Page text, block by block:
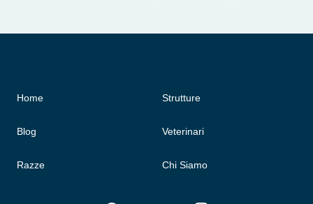
Home
Blog
Razze
Strutture
Veterinari
Chi Siamo